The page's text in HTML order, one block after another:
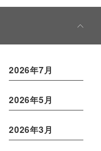
2026年7月
2026年5月
2026年3月